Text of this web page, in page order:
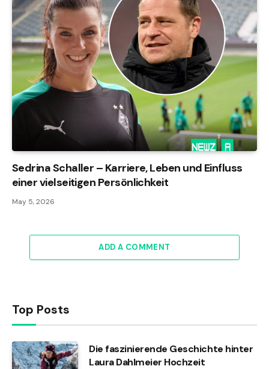
Sedrina Schaller – Karriere, Leben und Einfluss
einer vielseitigen Persönlichkeit
May 5, 2026
ADD A COMMENT
Top Posts
Die faszinierende Geschichte hinter
Laura Dahlmeier Hochzeit